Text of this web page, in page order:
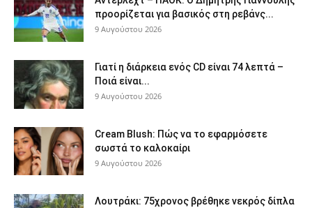
προορίζεται για βασικός στη ρεβάνς...
9 Αυγούστου 2026
Γιατί η διάρκεια ενός CD είναι 74 λεπτά –
Ποιά είναι...
9 Αυγούστου 2026
Cream Blush: Πώς να το εφαρμόσετε
σωστά το καλοκαίρι
9 Αυγούστου 2026
Λουτράκι: 75χρονος βρέθηκε νεκρός δίπλα